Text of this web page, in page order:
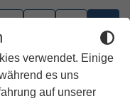
verwendet. Einige
es uns
auf unserer